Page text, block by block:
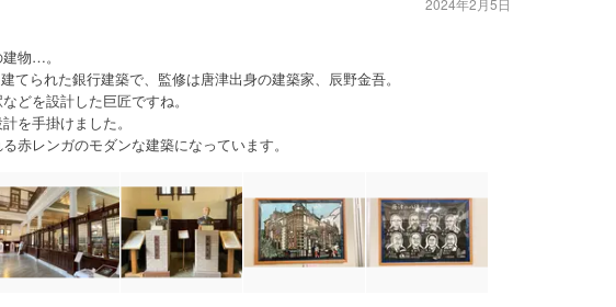
物…。
てられた銀行建築で、監修は唐津出身の建築家、辰野金吾。
どを設計した巨匠ですね。
を手掛けました。
赤レンガのモダンな建築になっています。
2024年2月5日